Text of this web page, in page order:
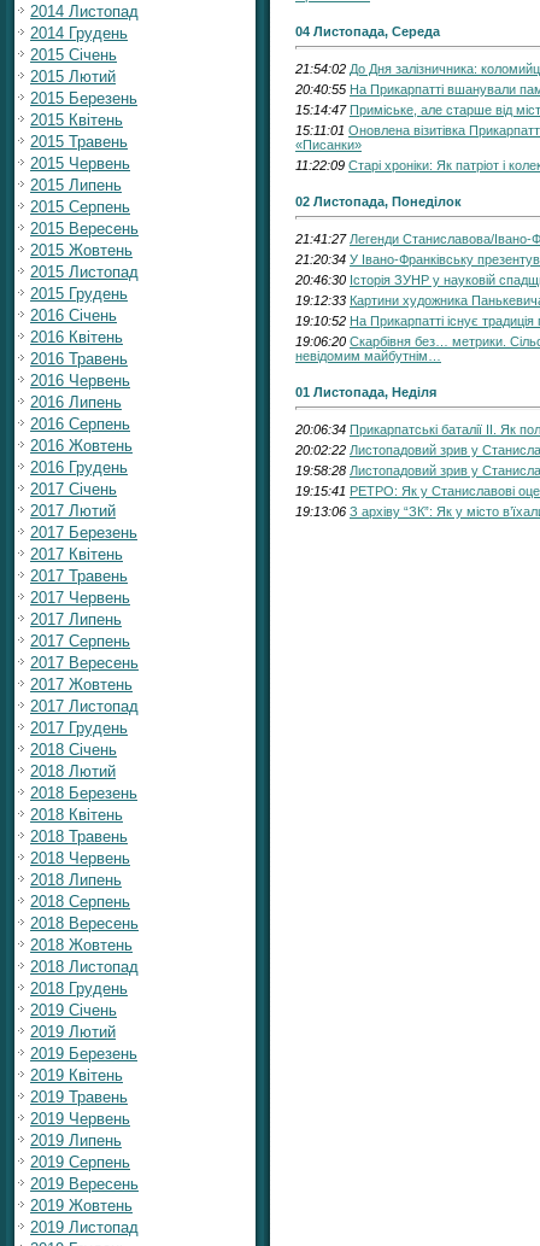
2014 Листопад
2014 Грудень
2015 Січень
2015 Лютий
2015 Березень
2015 Квітень
2015 Травень
2015 Червень
2015 Липень
2015 Серпень
2015 Вересень
2015 Жовтень
2015 Листопад
2015 Грудень
2016 Січень
2016 Квітень
2016 Травень
2016 Червень
2016 Липень
2016 Серпень
2016 Жовтень
2016 Грудень
2017 Січень
2017 Лютий
2017 Березень
2017 Квітень
2017 Травень
2017 Червень
2017 Липень
2017 Серпень
2017 Вересень
2017 Жовтень
2017 Листопад
2017 Грудень
2018 Січень
2018 Лютий
2018 Березень
2018 Квітень
2018 Травень
2018 Червень
2018 Липень
2018 Серпень
2018 Вересень
2018 Жовтень
2018 Листопад
2018 Грудень
2019 Січень
2019 Лютий
2019 Березень
2019 Квітень
2019 Травень
2019 Червень
2019 Липень
2019 Серпень
2019 Вересень
2019 Жовтень
2019 Листопад
04 Листопада, Середа
21:54:02 До Дня залізничника:
20:40:55 На Прикарпатті вшанували
15:14:47 Приміське, але старше від
15:11:01 Оновлена візитівка
«Писанки»
11:22:09 Старі хроніки: Як патріот і
02 Листопада, Понеділок
21:41:27 Легенди Станиславова/Івано-
21:20:34 У Івано-Франківську
20:46:30 Історія ЗУНР у науковій
19:12:33 Картини художника
19:10:52 На Прикарпатті існує
19:06:20 Скарбівня без… метрики.
невідомим майбутнім…
01 Листопада, Неділя
20:06:34 Прикарпатські баталії ІІ. Як
20:02:22 Листопадовий зрив у
19:58:28 Листопадовий зрив у
19:15:41 РЕТРО: Як у Станиславові
19:13:06 З архіву “ЗК”: Як у місто